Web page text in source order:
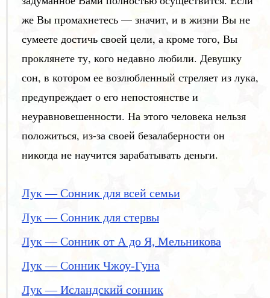
же Вы промахнетесь — значит, и в жизни Вы не
сумеете достичь своей цели, а кроме того, Вы
проклянете ту, кого недавно любили. Девушку
сон, в котором ее возлюбленный стреляет из лука,
предупреждает о его непостоянстве и
неуравновешенности. На этого человека нельзя
положиться, из-за своей безалаберности он
никогда не научится зарабатывать деньги.
Лук — Сонник для всей семьи
Лук — Сонник для стервы
Лук — Сонник от А до Я, Мельникова
Лук — Сонник Чжоу-Гуна
Лук — Исландский сонник